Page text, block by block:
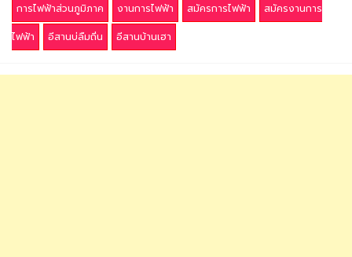
การไฟฟ้าส่วนภูมิภาค งานการไฟฟ้า สมัครการไฟฟ้า
สมัครงานการ
ไฟฟ้า
อีสานบ่ลืมถิ่น อีสานบ้านเฮา